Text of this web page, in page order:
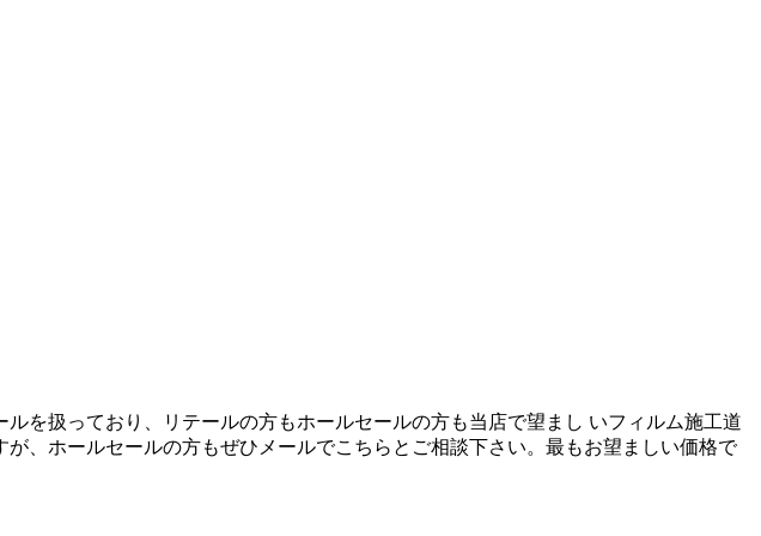
を扱っており、リテールの方もホールセールの方も当店で望まし いフィルム施工道
、ホールセールの方もぜひメールでこちらとご相談下さい。最もお望ましい価格で